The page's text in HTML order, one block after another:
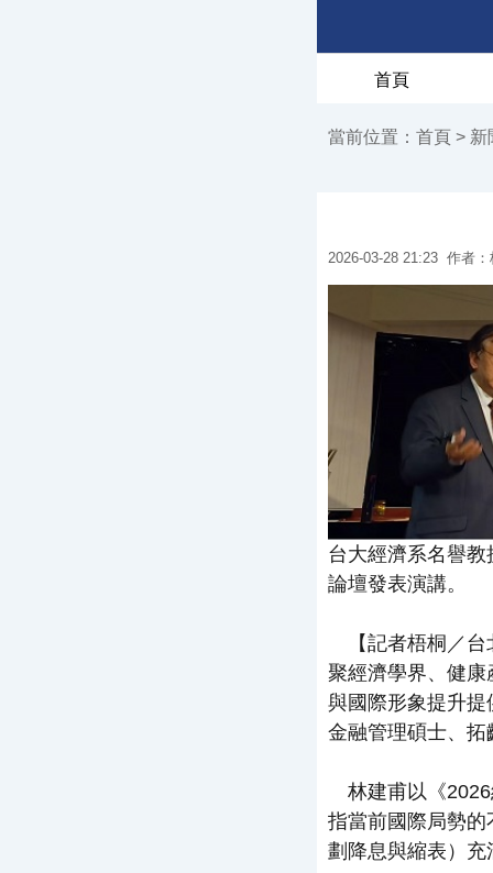
首頁
當前位置： 首頁 > 新
2026-03-28 21:23 作者：
台大經濟系名譽
論壇發表演講。
【記者梧桐／台
聚經濟學界、健
與國際形象提升
金融管理碩士、拓
林建甫以《2026
指當前國際局勢
劃降息與縮表）充